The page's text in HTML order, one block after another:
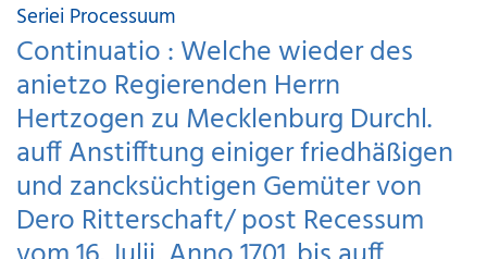
Seriei Processuum
Continuatio : Welche wieder des
anietzo Regierenden Herrn
Hertzogen zu Mecklenburg Durchl.
auff Anstifftung einiger friedhäßigen
und zancksüchtigen Gemüter von
Dero Ritterschaft/ post Recessum